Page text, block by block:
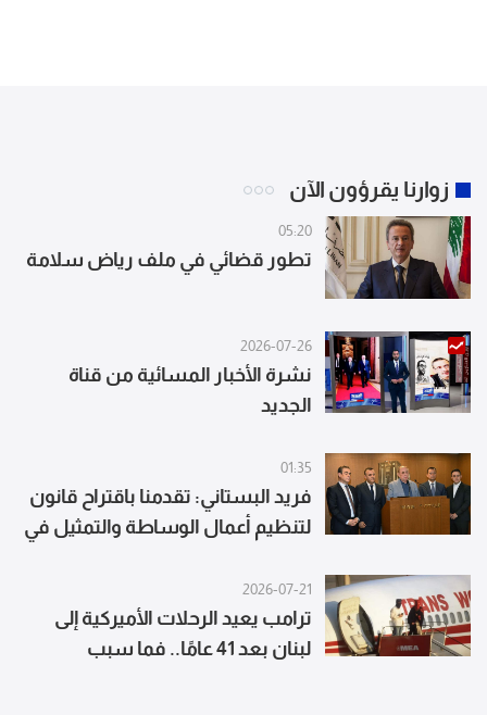
زوارنا يقرؤون الآن
05:20
تطور قضائي في ملف رياض سلامة
2026-07-26
نشرة الأخبار المسائية من قناة
الجديد
01:35
فريد البستاني: تقدمنا باقتراح قانون
لتنظيم أعمال الوساطة والتمثيل في
2026-07-21
ترامب يعيد الرحلات الأميركية إلى
لبنان بعد 41 عامًا.. فما سبب